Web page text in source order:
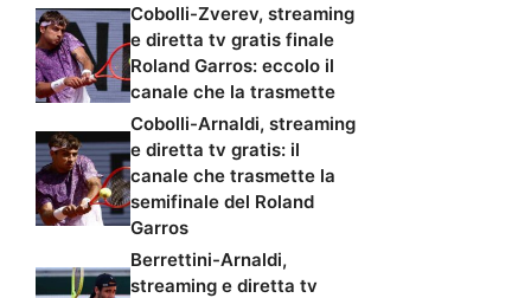
Cobolli-Zverev, streaming
e diretta tv gratis finale
Roland Garros: eccolo il
canale che la trasmette
Cobolli-Arnaldi, streaming
e diretta tv gratis: il
canale che trasmette la
semifinale del Roland
Garros
Berrettini-Arnaldi,
streaming e diretta tv